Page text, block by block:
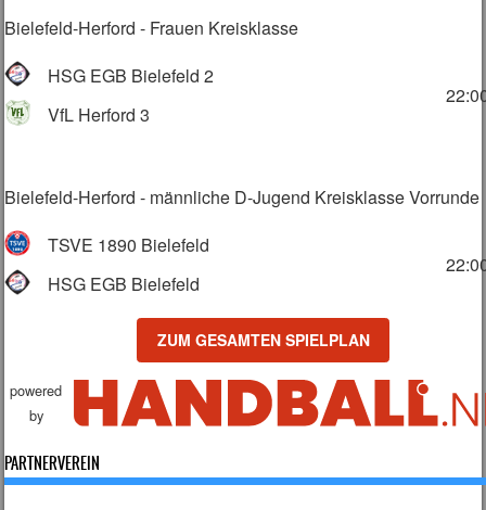
Bielefeld-Herford - Frauen Kreisklasse
HSG EGB Bielefeld 2
VfL Herford 3
Bielefeld-Herford - männliche D-Jugend Kreisklasse Vorrunde
TSVE 1890 Bielefeld
HSG EGB Bielefeld
ZUM GESAMTEN SPIELPLAN
powered
by
PARTNERVEREIN